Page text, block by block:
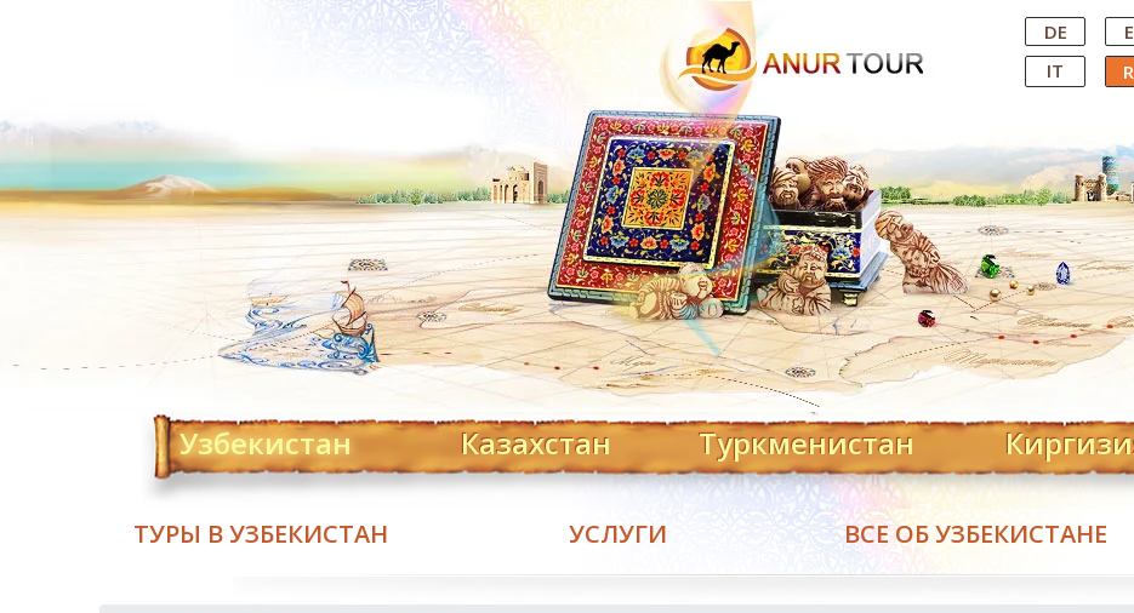
Central Asian Tour Operator DE
IT
Узбекистан Казахстан Туркменистан
ТУРЫ В УЗБЕКИСТАН УСЛУГИ ВСЕ ОБ УЗБЕКИСТАНЕ